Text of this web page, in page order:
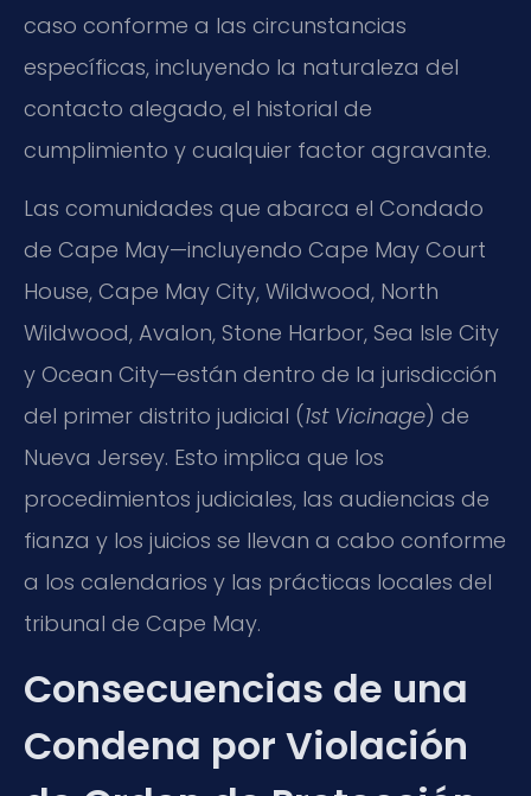
caso conforme a las circunstancias
específicas, incluyendo la naturaleza del
contacto alegado, el historial de
cumplimiento y cualquier factor agravante.
Las comunidades que abarca el Condado
de Cape May—incluyendo Cape May Court
House, Cape May City, Wildwood, North
Wildwood, Avalon, Stone Harbor, Sea Isle City
y Ocean City—están dentro de la jurisdicción
del primer distrito judicial (1st Vicinage) de
Nueva Jersey. Esto implica que los
procedimientos judiciales, las audiencias de
fianza y los juicios se llevan a cabo conforme
a los calendarios y las prácticas locales del
tribunal de Cape May.
Consecuencias de una
Condena por Violación